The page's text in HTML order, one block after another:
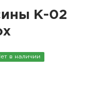
К-02
в наличии